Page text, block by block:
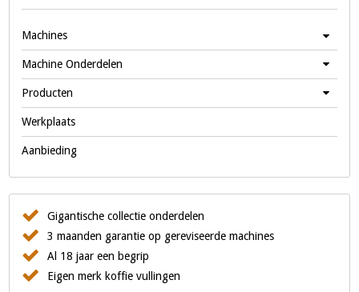
Machines
Machine Onderdelen
Producten
Werkplaats
Aanbieding
Gigantische collectie onderdelen
3 maanden garantie op gereviseerde machines
Al 18 jaar een begrip
Eigen merk koffie vullingen